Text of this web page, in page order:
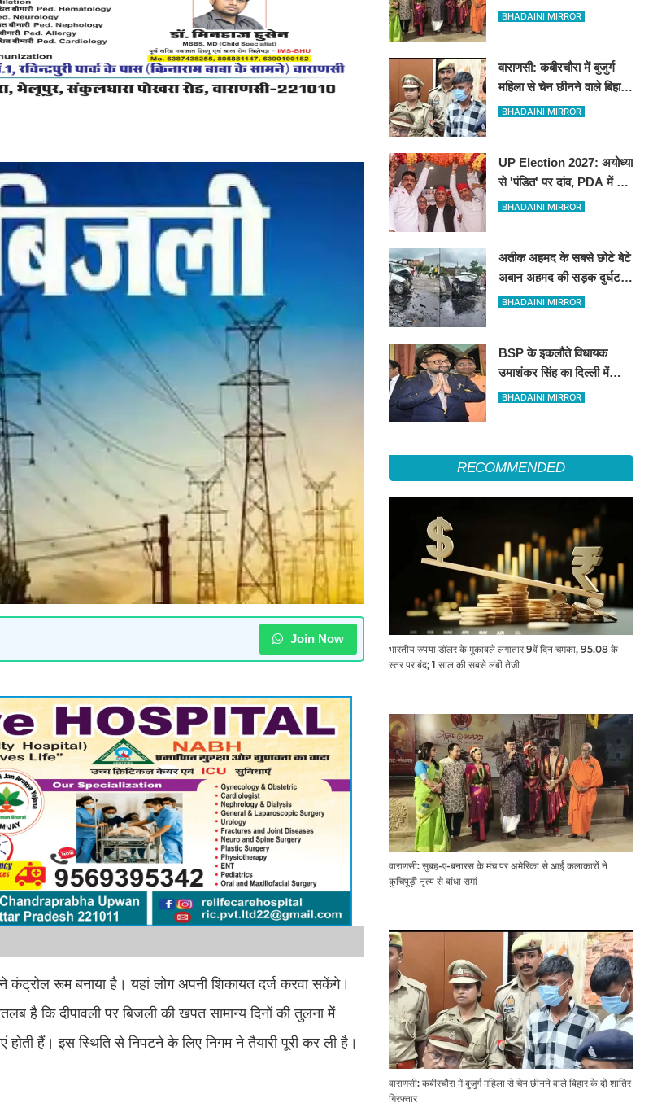
Join Now
ने कंट्रोल रूम बनाया है। यहां लोग अपनी शिकायत दर्ज करवा सकेंगे।
है कि दीपावली पर बिजली की खपत सामान्य दिनों की तुलना में
हैं। इस स्थिति से निपटने के लिए निगम ने तैयारी पूरी कर ली है।
कुचिपुड़ी नृत्य से बांधा समां
BHADAINI MIRROR
वाराणसी: कबीरचौरा में बुजुर्ग
महिला से चेन छीनने वाले बिहार
के दो शातिर गिरफ्तार
BHADAINI MIRROR
UP Election 2027: अयोध्या
से 'पंडित' पर दांव, PDA में P
का मतलब 'पंडित'... क्या है
BHADAINI MIRROR
अतीक अहमद के सबसे छोटे बेटे
अबान अहमद की सड़क दुर्घटना
में मौत
BHADAINI MIRROR
BSP के इकलौते विधायक
उमाशंकर सिंह का दिल्ली में
निधन, रसड़ा से लगातार 3 बार
BHADAINI MIRROR
RECOMMENDED
भारतीय रुपया डॉलर के मुकाबले लगातार 9वें दिन चमका, 95.08 के
स्तर पर बंद; 1 साल की सबसे लंबी तेजी
वाराणसी: सुबह-ए-बनारस के मंच पर अमेरिका से आईं कलाकारों ने
कुचिपुड़ी नृत्य से बांधा समां
वाराणसी: कबीरचौरा में बुजुर्ग महिला से चेन छीनने वाले बिहार के दो शातिर
गिरफ्तार